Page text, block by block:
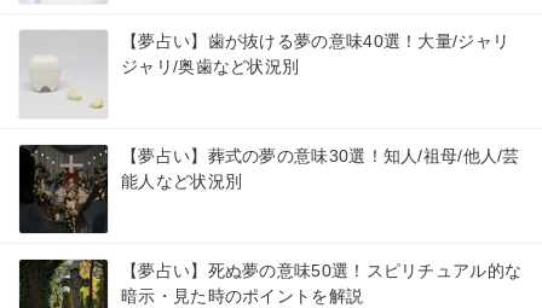
【夢占い】歯が抜ける夢の意味40選！大量/ジャリ
ジャリ/奥歯など状況別
【夢占い】葬式の夢の意味30選！知人/祖母/他人/芸
能人など状況別
【夢占い】死ぬ夢の意味50選！スピリチュアル的な
暗示・見た時のポイントを解説